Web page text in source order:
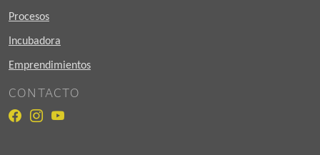
Procesos
Incubadora
Emprendimientos
CONTACTO